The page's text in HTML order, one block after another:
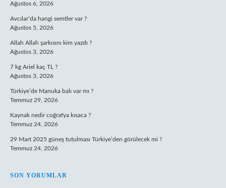
Ağustos 6, 2026
Avcılar’da hangi semtler var ?
Ağustos 5, 2026
Allah Allah şarkısını kim yazdı ?
Ağustos 3, 2026
7 kg Ariel kaç TL ?
Ağustos 3, 2026
Türkiye’de Manuka balı var mı ?
Temmuz 29, 2026
Kaynak nedir coğrafya kısaca ?
Temmuz 24, 2026
29 Mart 2025 güneş tutulması Türkiye’den görülecek mi ?
Temmuz 24, 2026
SON YORUMLAR